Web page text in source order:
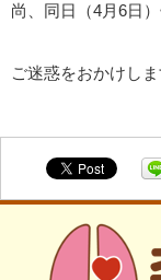
尚、同日（4月6日
ご迷惑をおかけし